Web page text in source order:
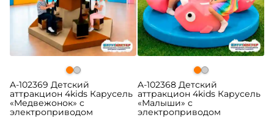
A-102369 Детский
аттракцион 4kids Карусель
«Медвежонок» c
электроприводом
A-102368 Детский
аттракцион 4kids Карусель
«Малыши» c
электроприводом